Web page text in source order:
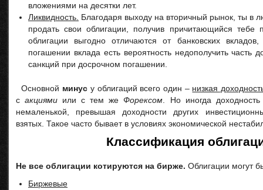
вложениями на десятки лет.
Ликвидность. Благодаря выходу на вторичный рынок, ты в
продать свои облигации, получив причитающийся тебе
облигации выгодно отличаются от банковских
погашении вклада есть вероятность недополучить часть
санкций при досрочном погашении.
Основной минус у облигаций всего один – низкая
сакциями или с тем жеФорексом . Но иногда
немаленькой, превышая доходности других
взятых. Такое часто бывает в условиях экономической
Классификация
Не все облигации котируются на бирже. Облигации могут
Биржевые